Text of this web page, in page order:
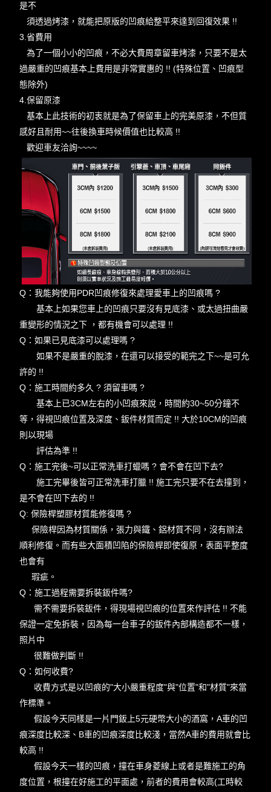
是不
須透過烤漆，就能把原版的凹痕給整平來達到回復效果 !!
3.省費用
為了一個小小的凹痕，不必大費周章留車烤漆，只要不是太
過嚴重的凹痕基本上費用是非常實惠的 !! (特殊位置、凹痕型
態除外)
4.保留原漆
基本上此技術的初衷就是為了保留車上的完美原漆，不但質
感好且耐用~~往後換車時候價值也比較高 !!
歡迎車友洽詢~~~~
Q：我能夠使用PDR凹痕修復來處理愛車上的凹痕嗎 ?
基本上如果您車上的凹痕只要沒有見底漆、或太過扭曲嚴
重變形的情況之下 ，都有機會可以處理 !!
Q：如果已見底漆可以處理嗎 ?
如果不是嚴重的脫漆，在還可以接受的範完之下~~是可允
許的 !!
Q：施工時間約多久 ? 須留車嗎 ?
基本上已3CM左右的小凹痕來說，時間約30~50分鐘不
等，得視凹痕位置及深度、鈑件材質而定 !! 大於10CM的凹痕
則以現場
評估為準 !!
Q：施工完後~可以正常洗車打蠟嗎 ? 會不會在凹下去?
施工完畢後皆可正常洗車打臘 !! 施工完只要不在去撞到，
是不會在凹下去的 !!
Q: 保險桿塑膠材質能修復嗎 ?
保險桿因為材質關係，張力與鐵、鋁材質不同，沒有辦法
順利修復。而有些大面積凹陷的保險桿即使復原，表面平整度
也會有
瑕疵。
Q：施工過程需要拆裝鈑件嗎?
需不需要拆裝鈑件，得現場視凹痕的位置來作評估 !! 不能
保證一定免拆裝，因為每一台車子的鈑件內部構造都不一樣，
照片中
很難做判斷 !!
Q：如何收費?
收費方式是以凹痕的"大小嚴重程度"與"位置"和"材質"來當
作標準。
假設今天同樣是一片門鈑上5元硬幣大小的酒窩，A車的凹
痕深度比較深、B車的凹痕深度比較淺，當然A車的費用就會比
較高 !!
假設今天一樣的凹痕，撞在車身菱線上或者是難施工的角
度位置，根撞在好施工的平面處，前者的費用會較高(工時較